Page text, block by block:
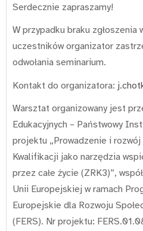
Serdecznie zapraszamy!
W przypadku braku zgłoszenia
uczestników organizator
odwołania seminarium.
Kontakt do organizatora:
Warsztat organizowany jest
Edukacyjnych – Państwowy
projektu „Prowadzenie i
Kwalifikacji jako narzędzia
przez całe życie (ZRK3)”,
Unii Europejskiej w ramach
Europejskie dla Rozwoju
(FERS). Nr projektu: